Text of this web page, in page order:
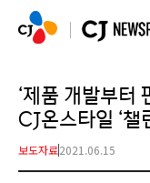
‘제품 개발부터
CJ온스타일 ‘
보도자료2021.06.15